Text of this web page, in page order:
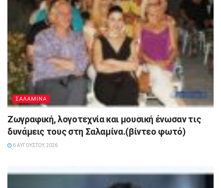
ΣΑΛΑΜΙΝΑ
Ζωγραφική, λογοτεχνία και μουσική ένωσαν τις
δυνάμεις τους στη Σαλαμίνα.(βίντεο φωτό)
6 ΑΥΓΟΎΣΤΟΥ, 2026